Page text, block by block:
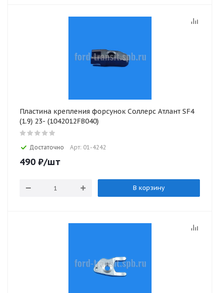
Пластина крепления форсунок Соллерс Атлант SF4
(1.9) 23- (1042012FB040)
Достаточно Арт: 01-4242
490 ₽/шт
В корзину